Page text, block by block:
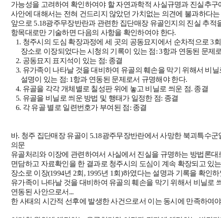
가능성을 고려하여 확인하여야 할 자연과학적 사실규명과 진실추
사안에 대해서는 전혀 건드리지 않았던 가치없는 의견에 불과하다
앞으로 5.18광주무장반란과 관련한 집단매장 유골인지의 진실 추적
항목대로만 기술하면 다음의 사항을 확인하여야 한다.
1. 청주시의 도심 확장과정에 세 곳의 공동묘지에서 순차적으로 3
장소로 이장되었다는 시청의 기록이 있는 점: 3항과 연동된 문제
2. 공동묘지 표지석이 있는 점: 종결
3. 유가족이 나타날 것을 대비하여 유골의 훼손을 막기 위해서 비
설명이 있는 점: 1항과 연동된 문제로서 규명해야 한다.
4. 유골을 각각 개체별로 칠성판 위에 놓고 비닐로 씌운 점. 종결
5. 유골을 비닐로 씌운 방법 및 행태가 일정한 점: 종결
6. 각 유골 별로 일련번호가 부여된 점: 종결
바. 청주 집단매장 유골이 5.18광주무장반란에서 사망한 북괴특수
의문
유골처리와 이장에 관련하여서 사실에서 진실을 규명하는 방법론대
면담하고 자료확인을 한 결과로 청주시의 도심이 계속 확장되고 있
장소로 이장(1994년 2회 , 1995년 1회 )하였다는 설명과 기록을 확인
유가족이 나타날 것을 대비하여 유골의 훼손을 막기 위해서 비닐로
연동된 사안으로서...
한 사태의 시간적 선후에 발생한 사건으로서 이는 동시에 만족하여